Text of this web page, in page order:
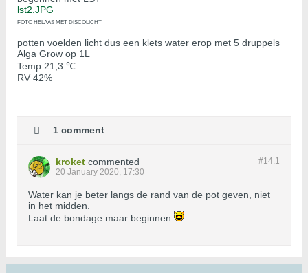
lst2.JPG
FOTO HELAAS MET DISCOLICHT
potten voelden licht dus een klets water erop met 5 druppels
Alga Grow op 1L
Temp 21,3 ℃
RV 42%
1 comment
#14.1
kroket commented
20 January 2020, 17:30
Water kan je beter langs de rand van de pot geven, niet
in het midden.
Laat de bondage maar beginnen